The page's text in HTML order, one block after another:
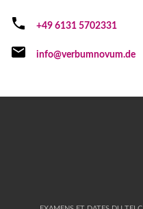
+49 6131 5702331
info@verbumnovum.de